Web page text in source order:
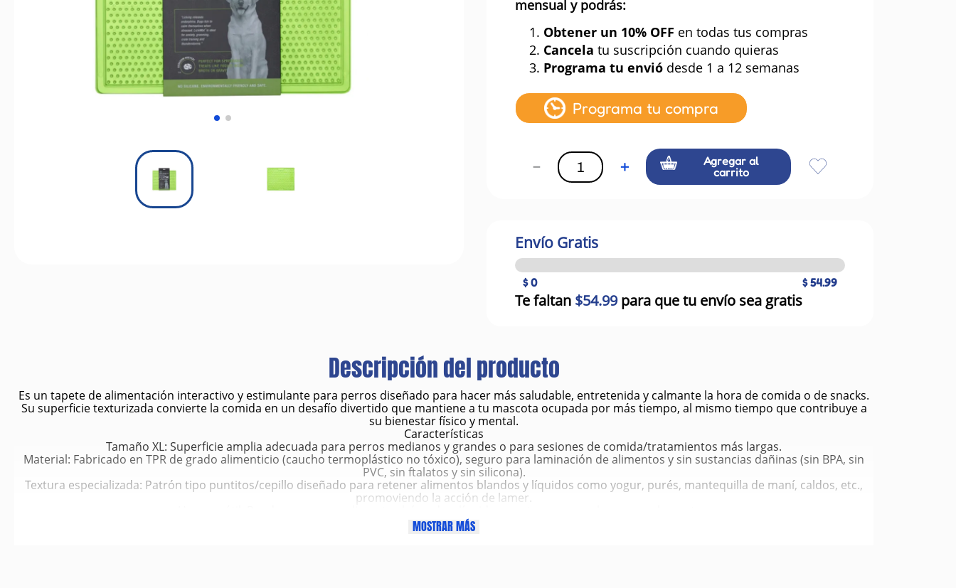
mensual y podrás:
1. Obtener un 10% OFF en todas tus compras
2. Cancela tu suscripción cuando quieras
3. Programa tu envió desde 1 a 12 semanas
Programa tu compra
＋
－
Agregar al
carrito
Envío Gratis
$ 0 $ 54.99
Te faltan $54.99para que tu envío sea gratis
Descripción del producto
Es un tapete de alimentación interactivo y estimulante para perros diseñado para hacer más saludable, entretenida y calmante la hora de comida o de snacks.
Su superficie texturizada convierte la comida en un desafío divertido que mantiene a tu mascota ocupada por más tiempo, al mismo tiempo que contribuye a
su bienestar físico y mental.
Características
Tamaño XL: Superficie amplia adecuada para perros medianos y grandes o para sesiones de comida/tratamientos más largas.
Material: Fabricado en TPR de grado alimenticio (caucho termoplástico no tóxico), seguro para laminación de alimentos y sin sustancias dañinas (sin BPA, sin
PVC, sin ftalatos y sin silicona).
Textura especializada: Patrón tipo puntitos/cepillo diseñado para retener alimentos blandos y líquidos como yogur, purés, mantequilla de maní, caldos, etc.,
promoviendo la acción de lamer.
Resistencia y cuidado: Apto para congelador y microondas, reutilizable, fácil de lavar a mano y reciclable.
No es un juguete de masticar: Está pensado para lamer, no para masticar o destruir.
MOSTRAR MÁS